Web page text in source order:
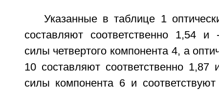
Указанные в таблице 1
составляют соответственно 1,54 и
силы четвертого компонента 4, а
10 составляют соответственно 1,87
силы компонента 6 и